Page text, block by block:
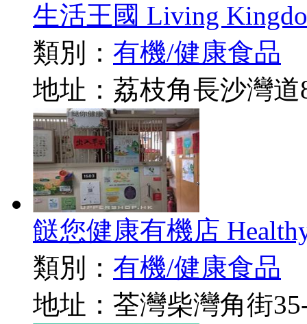
生活王國 Living
類別： 有機/健康食品
地址：荔枝角長沙灣
餸您健康有機店
類別： 有機/健康食品
地址：荃灣柴灣角街